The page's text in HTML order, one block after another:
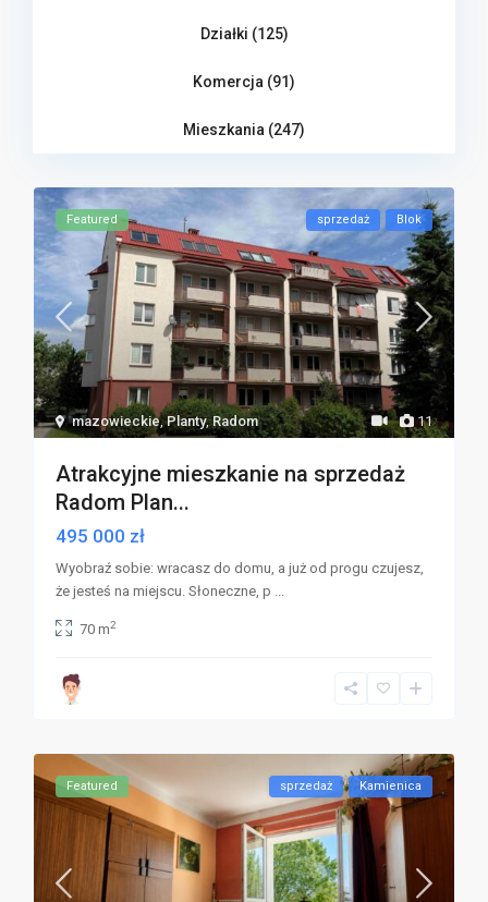
Działki (125)
Komercja (91)
Mieszkania (247)
11
mazowieckie,Planty,Radom
Featured sprzedaż Blok
Atrakcyjne mieszkanie na sprzedaż
Radom Plan...
495 000 zł
Wyobraź sobie: wracasz do domu, a już od progu czujesz,
że jesteś na miejscu. Słoneczne, p ...
70 m2
Featured sprzedaż Kamienica